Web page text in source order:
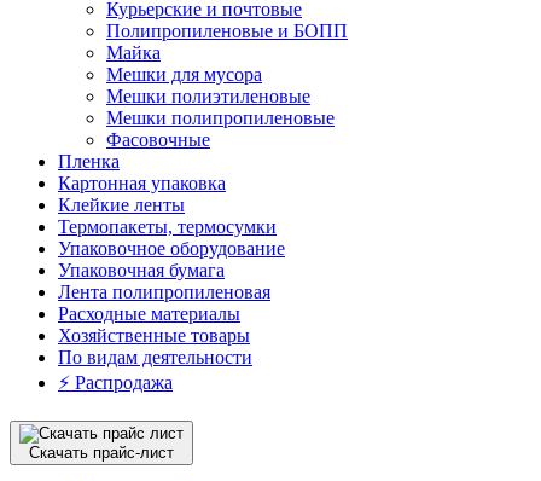
Курьерские и почтовые
Полипропиленовые и БОПП
Майка
Мешки для мусора
Мешки полиэтиленовые
Мешки полипропиленовые
Фасовочные
Пленка
Картонная упаковка
Клейкие ленты
Термопакеты, термосумки
Упаковочное оборудование
Упаковочная бумага
Лента полипропиленовая
Расходные материалы
Хозяйственные товары
По видам деятельности
⚡️ Распродажа
Скачать прайс-лист